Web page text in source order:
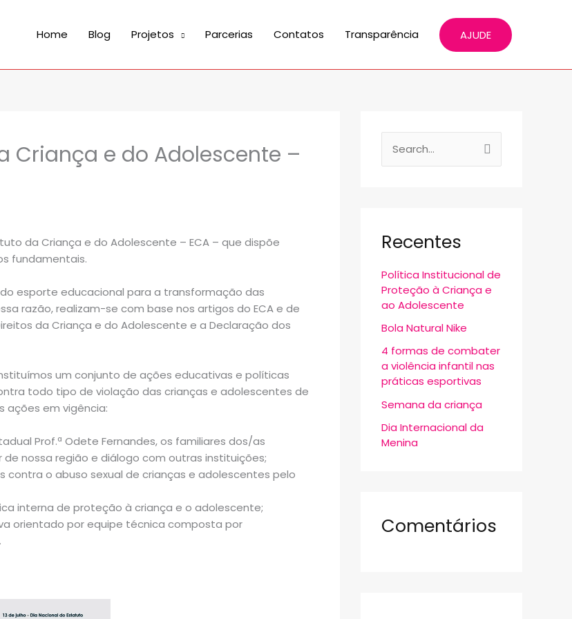
Home Blog Projetos Parcerias Contatos Transparência AJUDE
Criança e do Adolescente –
da Criança e do Adolescente – ECA – que dispõe
fundamentais.
esporte educacional para a transformação das
razão, realizam-se com base nos artigos do ECA e de
da Criança e do Adolescente e a Declaração dos
um conjunto de ações educativas e políticas
todo tipo de violação das crianças e adolescentes de
ações em vigência:
Prof.ª Odete Fernandes, os familiares dos/as
nossa região e diálogo com outras instituições;
o abuso sexual de crianças e adolescentes pelo
interna de proteção à criança e o adolescente;
orientado por equipe técnica composta por
u
s
a
o
r
:
Recentes
Política Institucional de
Proteção à Criança e
ao Adolescente
Bola Natural Nike
4 formas de combater
a violência infantil nas
práticas esportivas
Semana da criança
Dia Internacional da
Menina
Comentários